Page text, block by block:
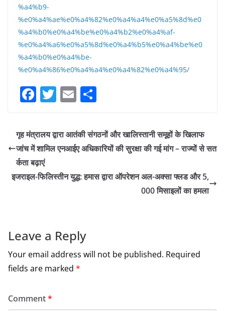
%a4%b9-
%e0%a4%ae%e0%a4%82%e0%a4%a4%e0%a5%8d%e0
%a4%b0%e0%a4%be%e0%a4%b2%e0%a4%af-
%e0%a4%a6%e0%a5%8d%e0%a4%b5%e0%a4%be%e0
%a4%b0%e0%a4%be-
%e0%a4%86%e0%a4%a4%e0%a4%82%e0%a4%95/
F
c
e
b
o
T
itt
er
E
ai
l
ar
e
गृह मंत्रालय द्वारा आतंकी संगठनों और खालिस्तानी समूहों के खिलाफ
जांच में शामिल एनआईए अधिकारियों की सुरक्षा की गई मांग – राज्यों से सत
र्कता बढ़ाएं
इजराइल-फिलिस्तीन युद्ध: हमास द्वारा ऑपरेशन अल-अक्सा फ्लड और 5,
000 मिसाइलों का हमला
Leave a Reply
Your email address will not be published. Required
fields are marked *
Comment*